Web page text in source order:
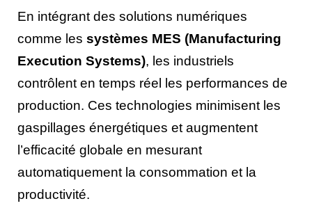
En intégrant des solutions numériques
comme les systèmes MES (Manufacturing
Execution Systems), les industriels
contrôlent en temps réel les performances de
production. Ces technologies minimisent les
gaspillages énergétiques et augmentent
l’efficacité globale en mesurant
automatiquement la consommation et la
productivité.